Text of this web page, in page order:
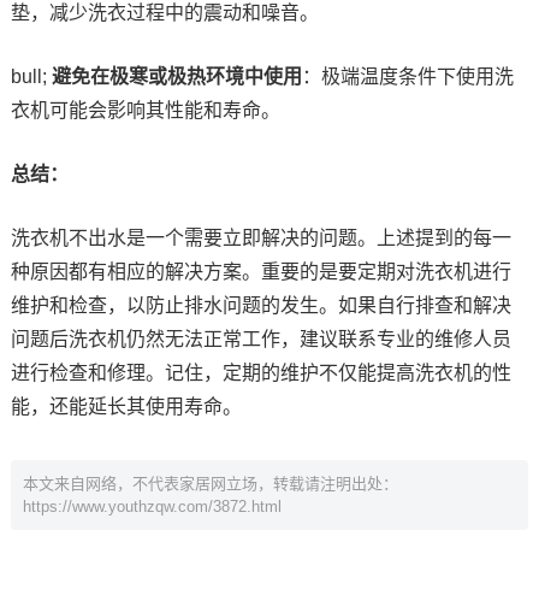
垫，减少洗衣过程中的震动和噪音。
bull; 避免在极寒或极热环境中使用 ：极端温度条件下使用洗
衣机可能会影响其性能和寿命。
总结：
洗衣机不出水是一个需要立即解决的问题。上述提到的每一
种原因都有相应的解决方案。重要的是要定期对洗衣机进行
维护和检查，以防止排水问题的发生。如果自行排查和解决
问题后洗衣机仍然无法正常工作，建议联系专业的维修人员
进行检查和修理。记住，定期的维护不仅能提高洗衣机的性
能，还能延长其使用寿命。
本文来自网络，不代表家居网立场，转载请注明出处：
https://www.youthzqw.com/3872.html